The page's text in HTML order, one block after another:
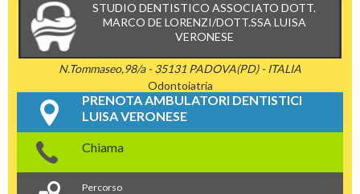
STUDIO DENTISTICO ASSOCIATO DOTT.
MARCO DE LORENZI/DOTT.SSA LUISA
VERONESE
N.Tommaseo,98/a - 35131 PADOVA(PD) - ITALIA
Odontoiatria
PRENOTA AMBULATORI DENTISTICI
LUISA VERONESE
Chiama
Percorso